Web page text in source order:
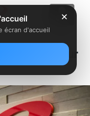
✕
écran d'accueil